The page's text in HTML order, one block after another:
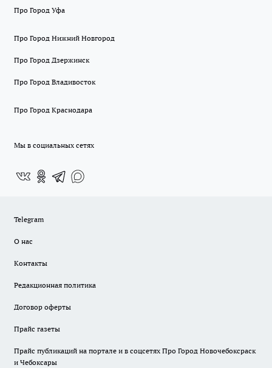
Про Город Уфа
Про Город Нижний Новгород
Про Город Дзержинск
Про Город Владивосток
Про Город Краснодара
Мы в социальных сетях
Telegram
О нас
Контакты
Редакционная политика
Договор оферты
Прайс газеты
Прайс публикаций на портале и в соцсетях Про Город Новочебоксраск
и Чебоксары